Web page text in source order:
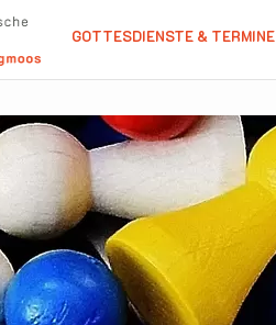
GOTTESDIENSTE & TERMINE